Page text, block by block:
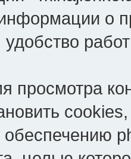
о
удобство
просмотра